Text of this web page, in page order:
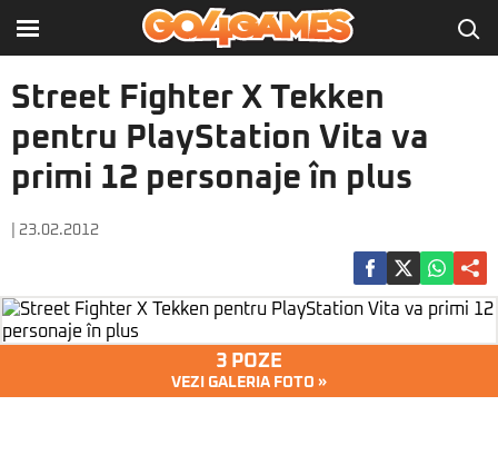
Street Fighter X Tekken
pentru PlayStation Vita va
primi 12 personaje în plus
| 23.02.2012
3 POZE
VEZI GALERIA FOTO »